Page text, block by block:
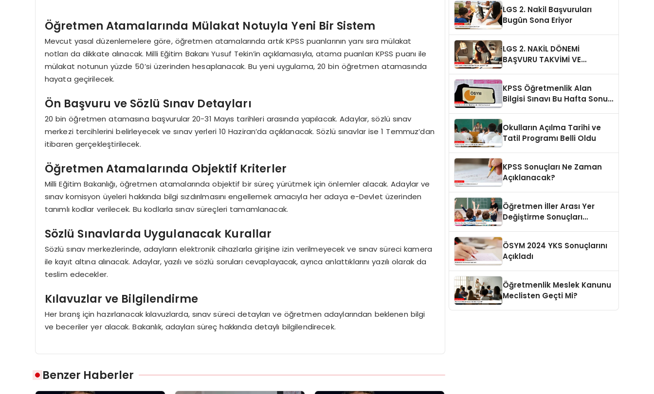
Öğretmen Atamalarında Mülakat Notuyla Yeni Bir Sistem
Mevcut yasal düzenlemelere göre, öğretmen atamalarında artık KPSS puanlarının yanı sıra mülakat
notları da dikkate alınacak. Milli Eğitim Bakanı Yusuf Tekin’in açıklamasıyla, atama puanları KPSS puanı ile
mülakat notunun yüzde 50’si üzerinden hesaplanacak. Bu yeni uygulama, 20 bin öğretmen atamasında
hayata geçirilecek.
Ön Başvuru ve Sözlü Sınav Detayları
20 bin öğretmen atamasına başvurular 20-31 Mayıs tarihleri arasında yapılacak. Adaylar, sözlü sınav
merkezi tercihlerini belirleyecek ve sınav yerleri 10 Haziran’da açıklanacak. Sözlü sınavlar ise 1 Temmuz’dan
itibaren gerçekleştirilecek.
Öğretmen Atamalarında Objektif Kriterler
Milli Eğitim Bakanlığı, öğretmen atamalarında objektif bir süreç yürütmek için önlemler alacak. Adaylar ve
sınav komisyon üyeleri hakkında bilgi sızdırılmasını engellemek amacıyla her adaya e-Devlet üzerinden
tanımlı kodlar verilecek. Bu kodlarla sınav süreçleri tamamlanacak.
Sözlü Sınavlarda Uygulanacak Kurallar
Sözlü sınav merkezlerinde, adayların elektronik cihazlarla girişine izin verilmeyecek ve sınav süreci kamera
ile kayıt altına alınacak. Adaylar, yazılı ve sözlü soruları cevaplayacak, ayrıca anlattıklarını yazılı olarak da
teslim edecekler.
Kılavuzlar ve Bilgilendirme
Her branş için hazırlanacak kılavuzlarda, sınav süreci detayları ve öğretmen adaylarından beklenen bilgi
ve beceriler yer alacak. Bakanlık, adayları süreç hakkında detaylı bilgilendirecek.
Benzer Haberler
LGS 2. Nakil Başvuruları
Bugün Sona Eriyor
LGS 2. NAKİL DÖNEMİ
BAŞVURU TAKVİMİ VE
KPSS Öğretmenlik Alan
Bilgisi Sınavı Bu Hafta Sonu
Okulların Açılma Tarihi ve
Tatil Programı Belli Oldu
KPSS Sonuçları Ne Zaman
Açıklanacak?
Öğretmen İller Arası Yer
Değiştirme Sonuçları
ÖSYM 2024 YKS Sonuçlarını
Açıkladı
Öğretmenlik Meslek Kanunu
Meclisten Geçti Mi?